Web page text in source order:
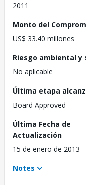
2011
Monto del
US$ 33.40 millones
Riesgo ambiental y
No aplicable
Última etapa
Board Approved
Última Fecha de
Actualización
15 de enero de 2013
Notes